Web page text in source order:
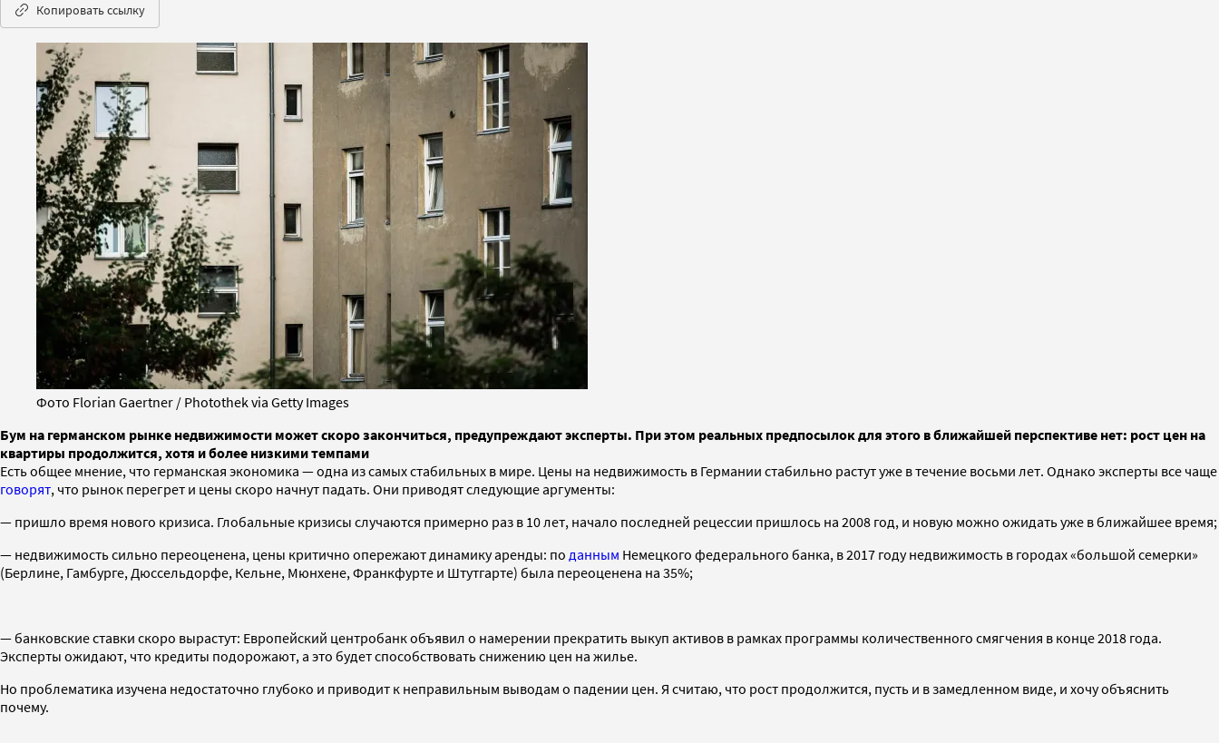
Копировать ссылку
Фото Florian Gaertner / Photothek via Getty Images
Бум на германском рынке недвижимости может скоро закончиться, предупреждают эксперты. При этом реальных предпосылок для этого в ближайшей перспективе нет: рост цен на
квартиры продолжится, хотя и более низкими темпами
Есть общее мнение, что германская экономика — одна из самых стабильных в мире. Цены на недвижимость в Германии стабильно растут уже в течение восьми лет. Однако эксперты все чаще
говорят, что рынок перегрет и цены скоро начнут падать. Они приводят следующие аргументы:
— пришло время нового кризиса. Глобальные кризисы случаются примерно раз в 10 лет, начало последней рецессии пришлось на 2008 год, и новую можно ожидать уже в ближайшее время;
— недвижимость сильно переоценена, цены критично опережают динамику аренды: по данным Немецкого федерального банка, в 2017 году недвижимость в городах «большой семерки»
(Берлине, Гамбурге, Дюссельдорфе, Кельне, Мюнхене, Франкфурте и Штутгарте) была переоценена на 35%;
— банковские ставки скоро вырастут: Европейский центробанк объявил о намерении прекратить выкуп активов в рамках программы количественного смягчения в конце 2018 года.
Эксперты ожидают, что кредиты подорожают, а это будет способствовать снижению цен на жилье.
Но проблематика изучена недостаточно глубоко и приводит к неправильным выводам о падении цен. Я считаю, что рост продолжится, пусть и в замедленном виде, и хочу объяснить
почему.